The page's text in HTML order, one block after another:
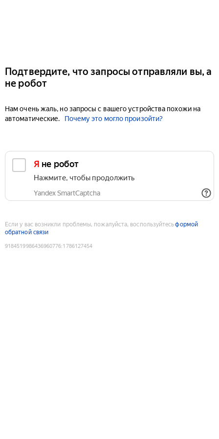
Подтвердите, что запросы отправляли вы, а
не робот
Нам очень жаль, но запросы с вашего устройства похожи на
автоматические.
Почему это могло произойти?
Я не робот
Нажмите, чтобы продолжить
Yandex SmartCaptcha
Если у вас возникли проблемы, пожалуйста, воспользуйтесьформой
обратной связи
9184519986436960776:1786127454